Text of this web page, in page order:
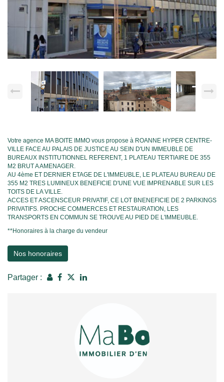
Votre agence MA BOITE IMMO vous propose à ROANNE HYPER CENTRE-
VILLE FACE AU PALAIS DE JUSTICE AU SEIN D'UN IMMEUBLE DE
BUREAUX INSTITUTIONNEL REFERENT, 1 PLATEAU TERTIAIRE DE 355
M2 BRUT A AMENAGER.
AU 4ème ET DERNIER ETAGE DE L'IMMEUBLE, LE PLATEAU BUREAU DE
355 M2 TRES LUMINEUX BENEFICIE D'UNE VUE IMPRENABLE SUR LES
TOITS DE LA VILLE.
ACCES ET ASCENSCEUR PRIVATIF, CE LOT BNENEFICIE DE 2 PARKINGS
PRIVATIFS. PROCHE COMMERCES ET RESTAURATION, LES
TRANSPORTS EN COMMUN SE TROUVE AU PIED DE L'IMMEUBLE.
**Honoraires à la charge du vendeur
Nos honoraires
Partager :